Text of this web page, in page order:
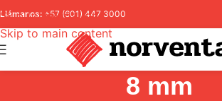
Skip to navigation
Skip to main content
Llámanos: +57 (601) 447 3000
8 mm